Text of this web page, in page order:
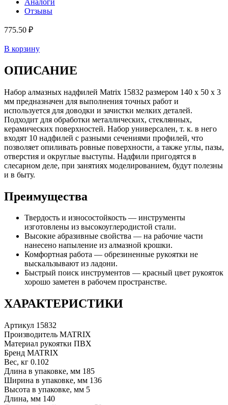
Отзывы
775.50 ₽
В корзину
ОПИСАНИЕ
Набор алмазных надфилей Matrix 15832 размером 140 х 50 х 3
мм предназначен для выполнения точных работ и
используется для доводки и зачистки мелких деталей.
Подходит для обработки металлических, стеклянных,
керамических поверхностей. Набор универсален, т. к. в него
входят 10 надфилей с разными сечениями профилей, что
позволяет опиливать ровные поверхности, а также углы, пазы,
отверстия и округлые выступы. Надфили пригодятся в
слесарном деле, при занятиях моделированием, будут полезны
и в быту.
Преимущества
Твердость и износостойкость — инструменты
изготовлены из высокоуглеродистой стали.
Высокие абразивные свойства — на рабочие части
нанесено напыление из алмазной крошки.
Комфортная работа — обрезиненные рукоятки не
выскальзывают из ладони.
Быстрый поиск инструментов — красный цвет рукояток
хорошо заметен в рабочем пространстве.
ХАРАКТЕРИСТИКИ
Артикул 15832
Производитель MATRIX
Материал рукоятки ПВХ
Бренд MATRIX
Вес, кг 0.102
Длина в упаковке, мм 185
Ширина в упаковке, мм 136
Высота в упаковке, мм 5
Длина, мм 140